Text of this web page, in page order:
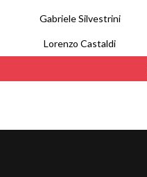
Gabriele Silvestrini
Lorenzo Castaldi